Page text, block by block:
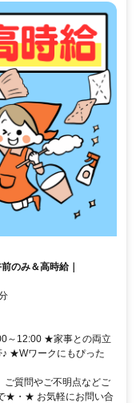
のみ＆高時給｜
～12:00 ★家事との両立
♪ ★Wワークにもぴった
ご質問やご不明点などご
★・★ お気軽にお問い合